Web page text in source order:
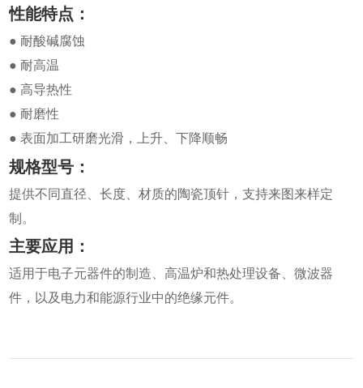
性能特点：
● 耐酸碱腐蚀
● 耐高温
● 高导热性
● 耐磨性
● 表面加工研磨光滑，上升、下降顺畅
规格型号：
提供不同直径、长度、材质的陶瓷顶针，支持来图来样定
制。
主要应用：
适用于电子元器件的制造、高温炉和热处理设备、微波器
件，以及电力和能源行业中的绝缘元件。